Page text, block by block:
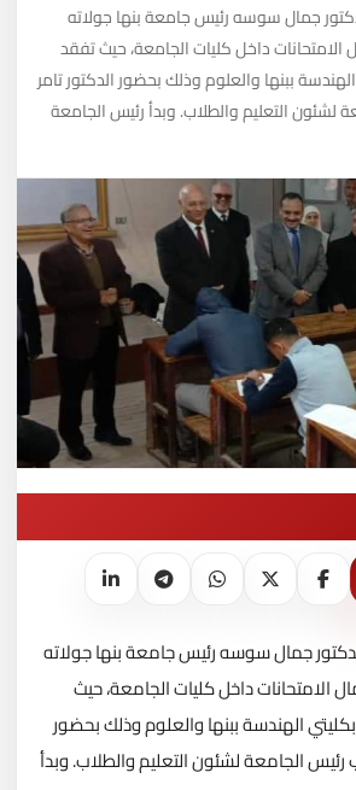
جمال سوسه رئيس جامعة بنها جولاته
الامتحانات داخل كليات الجامعة، حيث تفقد
ببنها والعلوم وذلك بحضور الدكتور تامر
لشئون التعليم والطلاب. وبدأ رئيس الجامعة
جمال سوسه رئيس جامعة بنها جولاته
الامتحانات داخل كليات الجامعة، حيث
الهندسة ببنها والعلوم وذلك بحضور
رئيس الجامعة لشئون التعليم والطلاب. وبدأ